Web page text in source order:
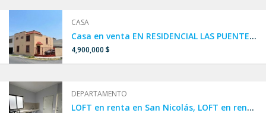
CASA
Casa en venta EN RESIDENCIAL LAS PUENTES, en San Nicolás de los Garza, cerca de Diego Diaz y el Anillo vial.
4,900,000 $
DEPARTAMENTO
LOFT en renta en San Nicolás, LOFT en renta amueblado en San Nicolás, Clínica 6 IMSS, LOFT cerca de UANL